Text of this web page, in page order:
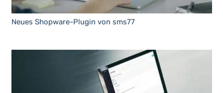
Neues Shopware-Plugin von sms77